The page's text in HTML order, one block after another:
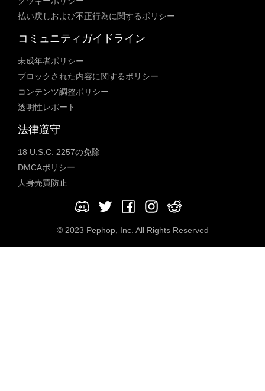
払い戻しおよび不正行為に関するポリシー
コミュニティガイドライン
未成年者ポリシー
ブロックされた内容に関するポリシー
コンテンツ調整ポリシー
透明性レポート
法律遵守
18 U.S.C. 2257の免除
DMCAポリシー
人身売買防止
© 2023 Pephop, Inc. All Rights Reserved